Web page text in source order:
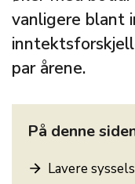
vanligere blant
par årene.
På denne
Lavere